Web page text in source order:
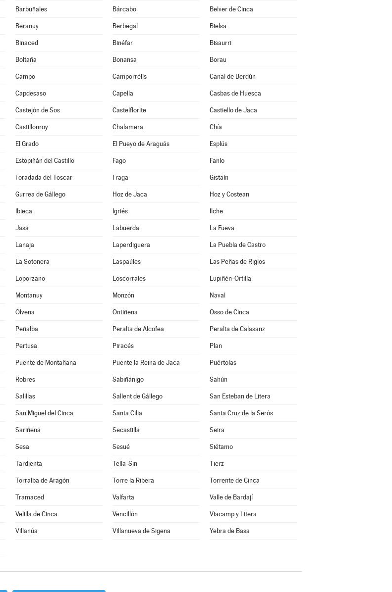
Barbuñales Bárcabo Belver de Cinca
Beranuy Berbegal Bielsa
Binaced Binéfar Bisaurri
Boltaña Bonansa Borau
Campo Camporrélls Canal de Berdún
Capdesaso Capella Casbas de Huesca
Castejón de Sos Castelflorite Castiello de Jaca
Castillonroy Chalamera Chía
El Grado El Pueyo de Araguás Esplús
Estopiñán del Castillo Fago Fanlo
Foradada del Toscar Fraga Gistaín
Gurrea de Gállego Hoz de Jaca Hoz y Costean
Ibieca Igriés Ilche
Jasa Labuerda La Fueva
Lanaja Laperdiguera La Puebla de Castro
La Sotonera Laspaúles Las Peñas de Riglos
Loporzano Loscorrales Lupiñén-Ortilla
Montanuy Monzón Naval
Olvena Ontiñena Osso de Cinca
Peñalba Peralta de Alcofea Peralta de Calasanz
Pertusa Piracés Plan
Puente de Montañana Puente la Reina de Jaca Puértolas
Robres Sabiñánigo Sahún
Salillas Sallent de Gállego San Esteban de Litera
San Miguel del Cinca Santa Cilia Santa Cruz de la Serós
Sariñena Secastilla Seira
Sesa Sesué Siétamo
Tardienta Tella-Sin Tierz
Torralba de Aragón Torre la Ribera Torrente de Cinca
Tramaced Valfarta Valle de Bardají
Velilla de Cinca Vencillón Viacamp y Litera
Villanúa Villanueva de Sigena Yebra de Basa